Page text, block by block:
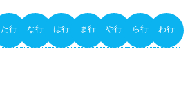
た行 な行 は行 ま行 や行 ら行 わ行